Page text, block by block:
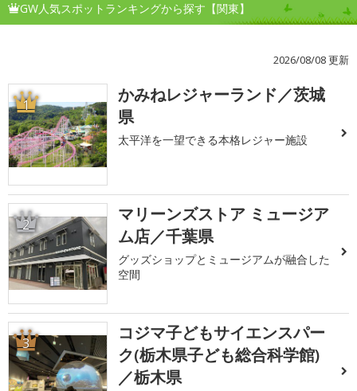
GW人気スポットランキングから探す【関東】
2026/08/08 更新
1
かみねレジャーランド／茨城
県
太平洋を一望できる本格レジャー施設
2
マリーンズストア ミュージア
ム店／千葉県
グッズショップとミュージアムが融合した
空間
3
コジマ子どもサイエンスパー
ク(栃木県子ども総合科学館)
／栃木県